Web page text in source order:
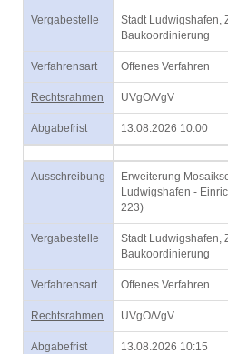
Vergabestelle
Stadt Ludwigshafen,
Baukoordinierung
Verfahrensart Offenes Verfahren
Rechtsrahmen UVgO/VgV
Abgabefrist 13.08.2026 10:00
Ausschreibung
Erweiterung
Ludwigshafen -
223)
Vergabestelle
Stadt Ludwigshafen,
Baukoordinierung
Verfahrensart Offenes Verfahren
Rechtsrahmen UVgO/VgV
Abgabefrist 13.08.2026 10:15